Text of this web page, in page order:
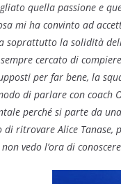
quella passione e
mi ha convinto ad
soprattutto la solidità
cercato di
per far bene, la
di parlare con coach
perché si parte da
ritrovare Alice Tanase,
vedo l’ora di